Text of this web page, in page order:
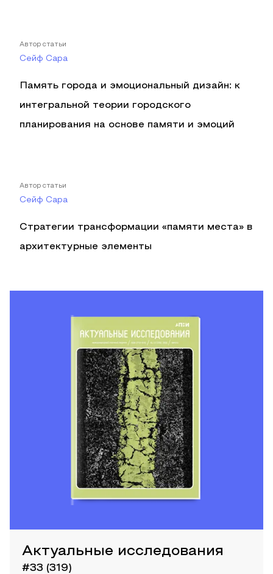
Автор статьи
Сейф Сара
Память города и эмоциональный дизайн: к
интегральной теории городского
планирования на основе памяти и эмоций
Автор статьи
Сейф Сара
Стратегии трансформации «памяти места» в
архитектурные элементы
Актуальные исследования
#33 (319)